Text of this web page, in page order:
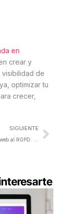
en
crear y
de
optimizar tu
crecer,
SIGUIENTE